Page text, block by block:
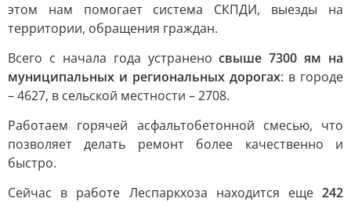
этом нам помогает система СКПДИ, выезды на
территории, обращения граждан.
Всего с начала года устраненосвыше 7300 ям на
муниципальных и региональных дорогах: в городе
– 4627, в сельской местности – 2708.
Работаем горячей асфальтобетонной смесью, что
позволяет делать ремонт более качественно и
быстро.
Сейчас в работе Леспаркхоза находится еще242